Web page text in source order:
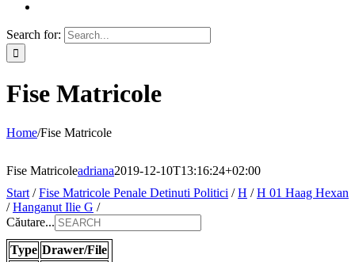
Search for:
Fise Matricole
Home/Fise Matricole
Fise Matricoleadriana2019-12-10T13:16:24+02:00
Start /Fise Matricole Penale Detinuti Politici /H /H 01 Haag Hexan
/Hanganut Ilie G /
Căutare...
Type Drawer/File